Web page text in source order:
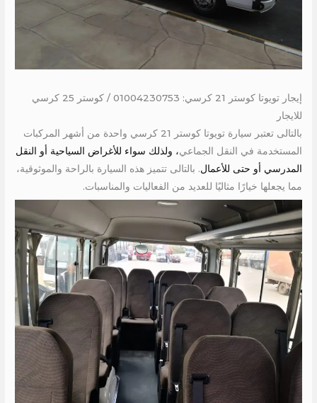
إيجار تويوتا كوستر 21 كرسي: 01004230753 / كوستر 25 كرسي
للايجار
بالتالى تعتبر سيارة تويوتا كوستر 21 كرسي واحدة من أشهر المركبات
المستخدمة في النقل الجماعي، ولذلك سواء للأغراض السياحية أو النقل
المدرسي أو حتى للأعمال. بالتالى تتميز هذه السيارة بالراحة والموثوقية،
مما يجعلها خيارًا مثاليًا للعديد من الفعاليات والمناسبات.